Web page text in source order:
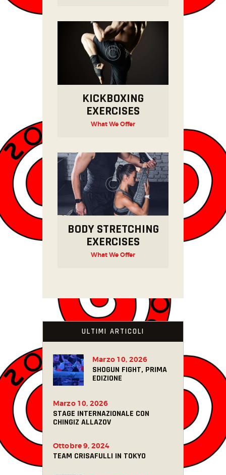
KICKBOXING
EXERCISES
What We Offer
BODY STRETCHING
EXERCISES
What We Offer
ULTIMI ARTICOLI
SHOGUN FIGHT, PRIMA
EDIZIONE
Marzo 10, 2026
STAGE INTERNAZIONALE CON
CHINGIZ ALLAZOV
Marzo 10, 2026
TEAM CRISAFULLI IN TOKYO
Ottobre 9, 2024